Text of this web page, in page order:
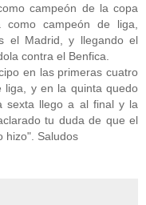
campeón de la copa
campeón de liga,
el Madrid, y llegando el
contra el Benfica.
en las primeras cuatro
liga, y en la quinta quedo
sexta llego a al final y la
tu duda de que el
hizo". Saludos